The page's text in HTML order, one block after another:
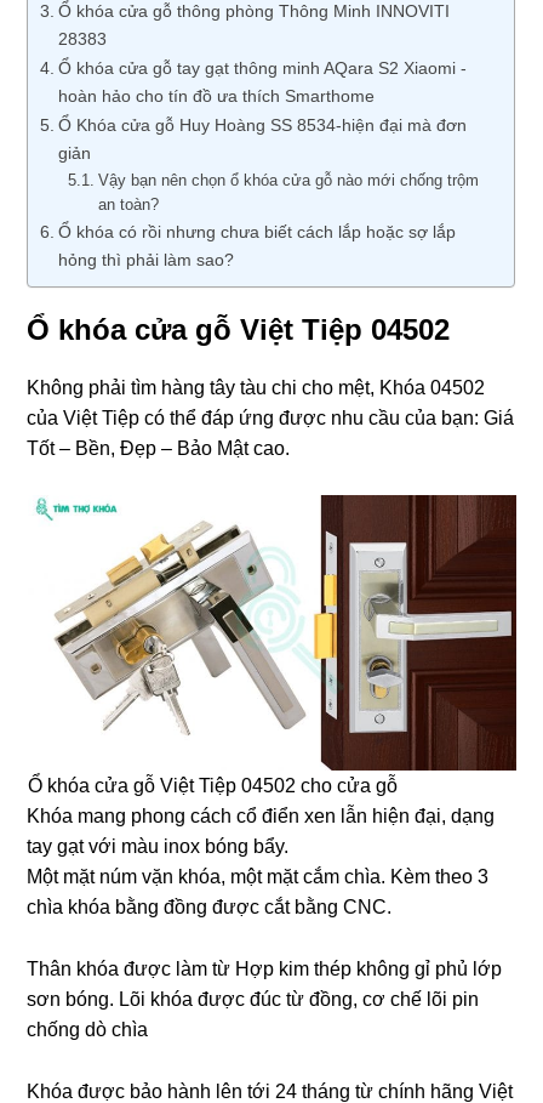
Ổ khóa cửa gỗ thông phòng Thông Minh INNOVITI
28383
Ổ khóa cửa gỗ tay gạt thông minh AQara S2 Xiaomi -
hoàn hảo cho tín đồ ưa thích Smarthome
Ổ Khóa cửa gỗ Huy Hoàng SS 8534-hiện đại mà đơn
giản
Vậy bạn nên chọn ổ khóa cửa gỗ nào mới chống trộm
an toàn?
Ổ khóa có rồi nhưng chưa biết cách lắp hoặc sợ lắp
hỏng thì phải làm sao?
Ổ khóa cửa gỗ Việt Tiệp 04502
Không phải tìm hàng tây tàu chi cho mệt, Khóa 04502
của Việt Tiệp có thể đáp ứng được nhu cầu của bạn: Giá
Tốt – Bền, Đẹp – Bảo Mật cao.
Ổ khóa cửa gỗ Việt Tiệp 04502 cho cửa gỗ
Khóa mang phong cách cổ điển xen lẫn hiện đại, dạng
tay gạt với màu inox bóng bẩy.
Một mặt núm vặn khóa, một mặt cắm chìa. Kèm theo 3
chìa khóa bằng đồng được cắt bằng CNC.
Thân khóa được làm từ Hợp kim thép không gỉ phủ lớp
sơn bóng. Lõi khóa được đúc từ đồng, cơ chế lõi pin
chống dò chìa
Khóa được bảo hành lên tới 24 tháng từ chính hãng Việt